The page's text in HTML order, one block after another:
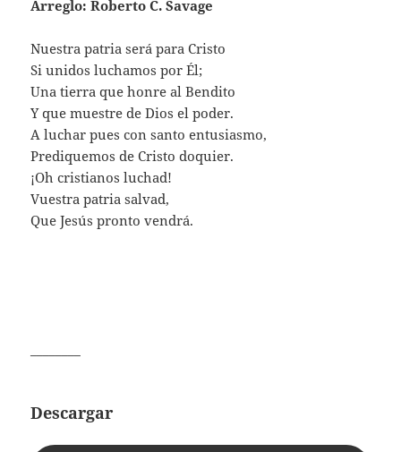
Arreglo: Roberto C. Savage
Nuestra patria será para Cristo
Si unidos luchamos por Él;
Una tierra que honre al Bendito
Y que muestre de Dios el poder.
A luchar pues con santo entusiasmo,
Prediquemos de Cristo doquier.
¡Oh cristianos luchad!
Vuestra patria salvad,
Que Jesús pronto vendrá.
Descargar